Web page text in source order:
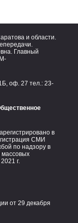
и области.
Главный
оф. 27 тел.: 23-
в
СМИ
по надзору в
г.
от 29 декабря